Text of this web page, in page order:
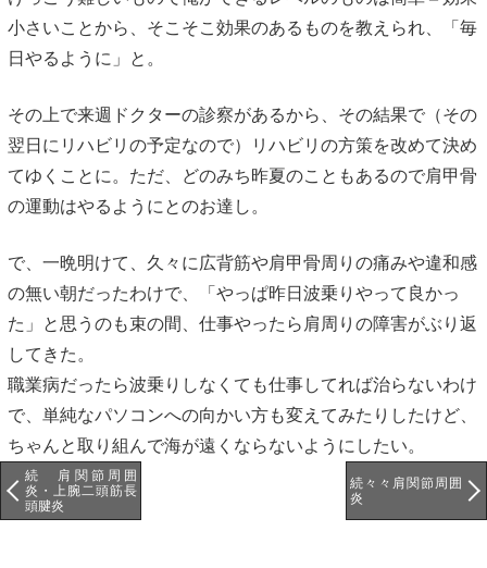
小さいことから、そこそこ効果のあるものを教えられ、「毎
日やるように」と。
その上で来週ドクターの診察があるから、その結果で（その
翌日にリハビリの予定なので）リハビリの方策を改めて決め
てゆくことに。ただ、どのみち昨夏のこともあるので肩甲骨
の運動はやるようにとのお達し。
で、一晩明けて、久々に広背筋や肩甲骨周りの痛みや違和感
の無い朝だったわけで、「やっぱ昨日波乗りやって良かっ
た」と思うのも束の間、仕事やったら肩周りの障害がぶり返
してきた。
職業病だったら波乗りしなくても仕事してれば治らないわけ
で、単純なパソコンへの向かい方も変えてみたりしたけど、
ちゃんと取り組んで海が遠くならないようにしたい。
続 肩関節周囲
炎・上腕二頭筋長
頭腱炎
続々々肩関節周囲
炎